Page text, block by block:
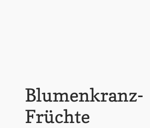
Blumenkranz-
Früchte